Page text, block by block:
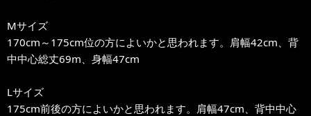
Mサイズ
170cm～175cm位の方によいかと思われます。肩幅42cm、背
中中心総丈69m、身幅47cm
Lサイズ
175cm前後の方によいかと思われます。肩幅47cm、背中中心